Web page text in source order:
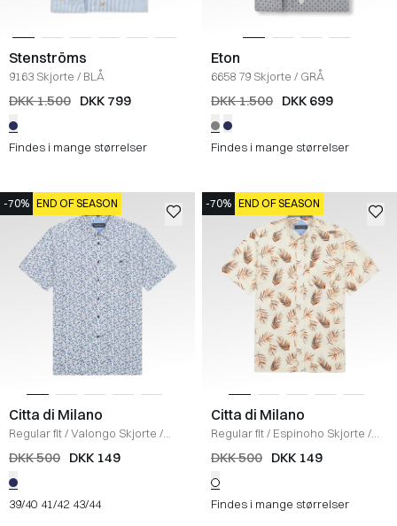
Stenströms
9163 Skjorte / BLÅ
DKK 1.500 DKK 799
Findes i mange størrelser
Eton
6658 79 Skjorte / GRÅ
DKK 1.500 DKK 699
Findes i mange størrelser
-70% END OF SEASON
Citta di Milano
Regular fit/Valongo Skjorte /
WHITE/NAVY
DKK 500 DKK 149
39/40 41/42 43/44
-70% END OF SEASON
Citta di Milano
Regular fit/ Espinoho Skjorte /
ECRU/ORANGE
DKK 500 DKK 149
Findes i mange størrelser